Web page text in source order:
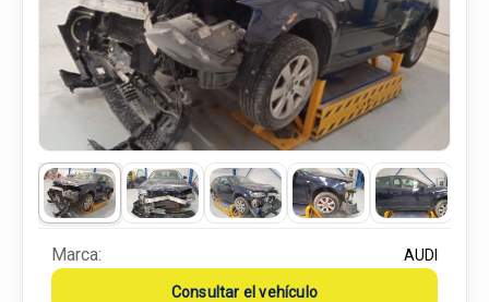
Marca: AUDI
Consultar el vehículo